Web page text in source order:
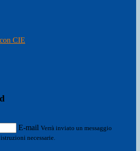
CIE
E-mail Verrà inviato un messaggio
necessarie.